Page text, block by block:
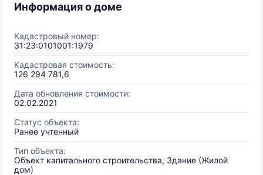
Информация о доме
Кадастровый номер:
31:23:0101001:1979
Кадастровая стоимость:
126 294 781,6
Дата обновления стоимости:
02.02.2021
Статус объекта:
Ранее учтенный
Тип объекта:
Объект капитального строительства, Здание (Жилой
дом)